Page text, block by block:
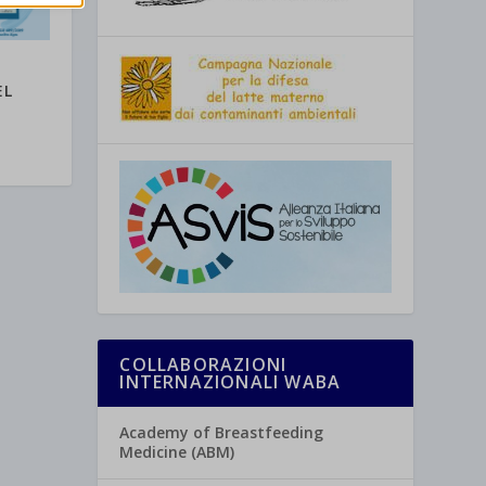
COLLABORAZIONI
INTERNAZIONALI WABA
Academy of Breastfeeding
Medicine (ABM)